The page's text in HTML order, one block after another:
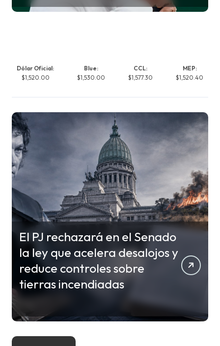
Dólar Oficial:
$1,520.00
Blue:
$1,530.00
CCL:
$1,577.30
MEP:
$1,520.40
El PJ rechazará en el Senado
la ley que acelera desalojos y
reduce controles sobre
tierras incendiadas